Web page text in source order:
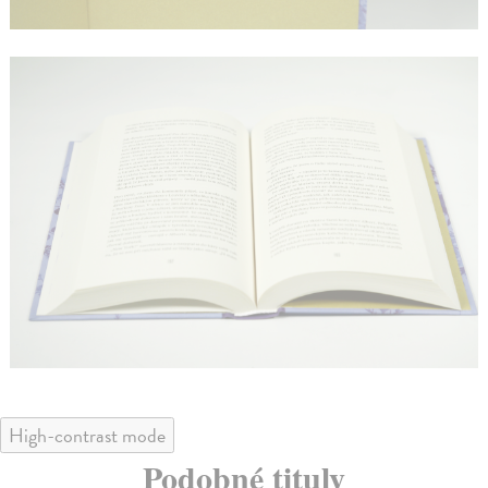
High-contrast mode
Podobné tituly